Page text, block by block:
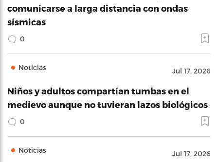
comunicarse a larga distancia con ondas
sísmicas
0
Noticias Jul 17, 2026
Niños y adultos compartían tumbas en el
medievo aunque no tuvieran lazos biológicos
0
Noticias Jul 17, 2026